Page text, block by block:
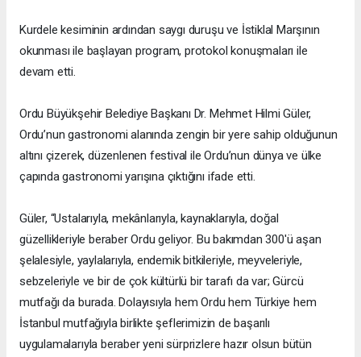
Kurdele kesiminin ardından saygı duruşu ve İstiklal Marşının
okunması ile başlayan program, protokol konuşmaları ile
devam etti.
Ordu Büyükşehir Belediye Başkanı Dr. Mehmet Hilmi Güler,
Ordu’nun gastronomi alanında zengin bir yere sahip olduğunun
altını çizerek, düzenlenen festival ile Ordu’nun dünya ve ülke
çapında gastronomi yarışına çıktığını ifade etti.
Güler, “Ustalarıyla, mekânlarıyla, kaynaklarıyla, doğal
güzellikleriyle beraber Ordu geliyor. Bu bakımdan 300'ü aşan
şelalesiyle, yaylalarıyla, endemik bitkileriyle, meyveleriyle,
sebzeleriyle ve bir de çok kültürlü bir tarafı da var; Gürcü
mutfağı da burada. Dolayısıyla hem Ordu hem Türkiye hem
İstanbul mutfağıyla birlikte şeflerimizin de başarılı
uygulamalarıyla beraber yeni sürprizlere hazır olsun bütün